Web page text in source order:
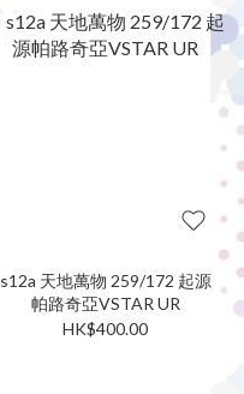
s12a 天地萬物 259/172 起源
帕路奇亞VSTAR UR
HK$400.00